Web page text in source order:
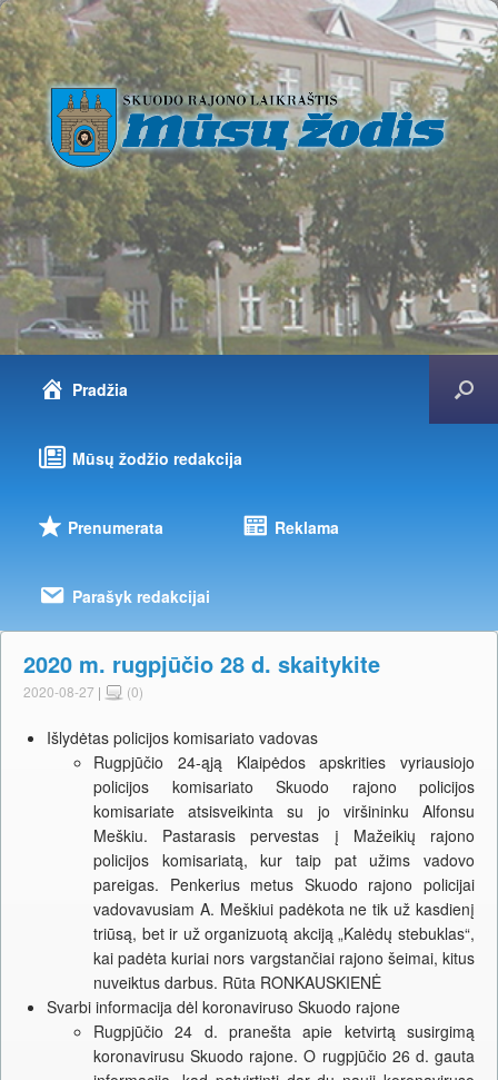
Pradžia
Mūsų žodžio redakcija
Prenumerata Reklama
Parašyk redakcijai
2020 m. rugpjūčio 28 d. skaitykite
2020-08-27 | (0)
Išlydėtas policijos komisariato vadovas
Rugpjūčio 24-ąją Klaipėdos apskrities vyriausiojo
policijos komisariato Skuodo rajono policijos
komisariate atsisveikinta su jo viršininku Alfonsu
Meškiu. Pastarasis pervestas į Mažeikių rajono
policijos komisariatą, kur taip pat užims vadovo
pareigas. Penkerius metus Skuodo rajono policijai
vadovavusiam A. Meškiui padėkota ne tik už kasdienį
triūsą, bet ir už organizuotą akciją „Kalėdų stebuklas“,
kai padėta kuriai nors vargstančiai rajono šeimai, kitus
nuveiktus darbus. Rūta RONKAUSKIENĖ
Svarbi informacija dėl koronaviruso Skuodo rajone
Rugpjūčio 24 d. pranešta apie ketvirtą susirgimą
koronavirusu Skuodo rajone. O rugpjūčio 26 d. gauta